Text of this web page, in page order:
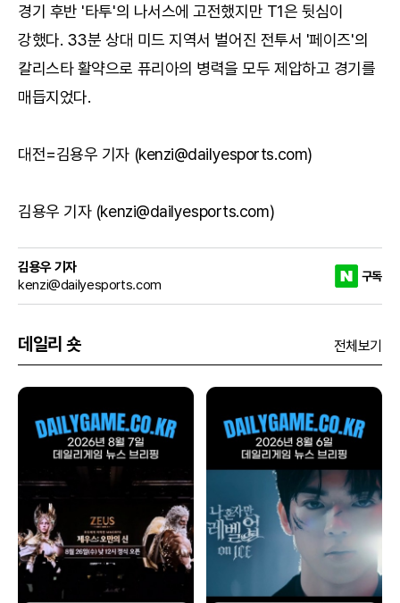
경기 후반 '타투'의 나서스에 고전했지만 T1은 뒷심이
강했다. 33분 상대 미드 지역서 벌어진 전투서 '페이즈'의
칼리스타 활약으로 퓨리아의 병력을 모두 제압하고 경기를
매듭지었다.
대전=김용우 기자 (kenzi@dailyesports.com)
김용우 기자 (kenzi@dailyesports.com)
김용우 기자
kenzi@dailyesports.com
구독
데일리 숏 전체보기